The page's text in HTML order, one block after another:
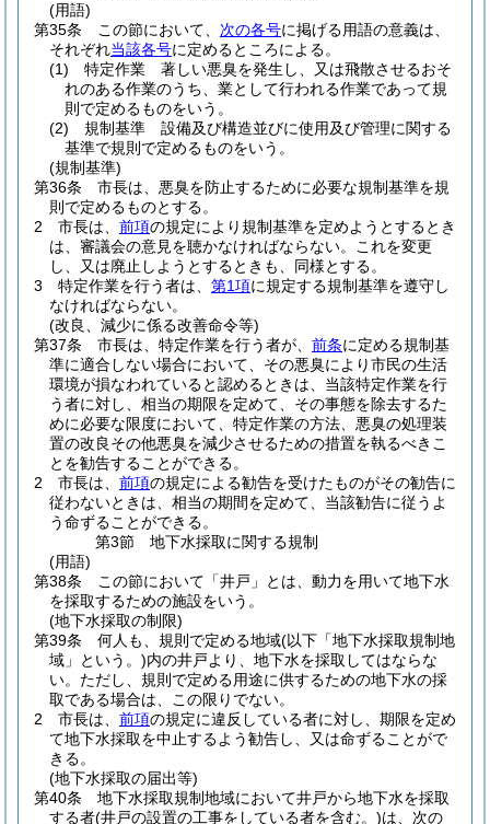
(用語)
第35条
この節において、 次の各号に掲げる用語の意義は、
それぞれ当該各号に定めるところによる。
(1)
特定作業 著しい悪臭を発生し、又は飛散させるおそ
れのある作業のうち、業として行われる作業であって規
則で定めるものをいう。
(2)
規制基準 設備及び構造並びに使用及び管理に関する
基準で規則で定めるものをいう。
(規制基準)
第36条
市長は、悪臭を防止するために必要な規制基準を規
則で定めるものとする。
2
市長は、 前項の規定により規制基準を定めようとするとき
は、審議会の意見を聴かなければならない。
これを変更
し、又は廃止しようとするときも、同様とする。
3
特定作業を行う者は、 第1項に規定する規制基準を遵守し
なければならない。
(改良、減少に係る改善命令等)
第37条
市長は、特定作業を行う者が、 前条に定める規制基
準に適合しない場合において、その悪臭により市民の生活
環境が損なわれていると認めるときは、当該特定作業を行
う者に対し、相当の期限を定めて、その事態を除去するた
めに必要な限度において、特定作業の方法、悪臭の処理装
置の改良その他悪臭を減少させるための措置を執るべきこ
とを勧告することができる。
2
市長は、 前項の規定による勧告を受けたものがその勧告に
従わないときは、相当の期間を定めて、当該勧告に従うよ
う命ずることができる。
第3節
地下水採取に関する規制
(用語)
第38条
この節において「井戸」とは、動力を用いて地下水
を採取するための施設をいう。
(地下水採取の制限)
第39条
何人も、規則で定める地域(以下「地下水採取規制地
域」という。)内の井戸より、地下水を採取してはならな
い。 ただし、規則で定める用途に供するための地下水の採
取である場合は、この限りでない。
2
市長は、 前項の規定に違反している者に対し、期限を定め
て地下水採取を中止するよう勧告し、又は命ずることがで
きる。
(地下水採取の届出等)
第40条
地下水採取規制地域において井戸から地下水を採取
する者(井戸の設置の工事をしている者を含む。)は、次の